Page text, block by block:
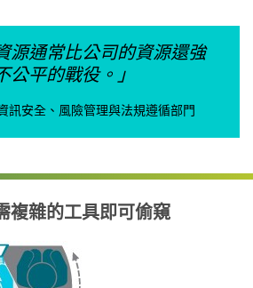
源通常比公司的資源還強
公平的戰役。」
安全、風險管理與法規遵循部門
複雜的工具即可偷窺